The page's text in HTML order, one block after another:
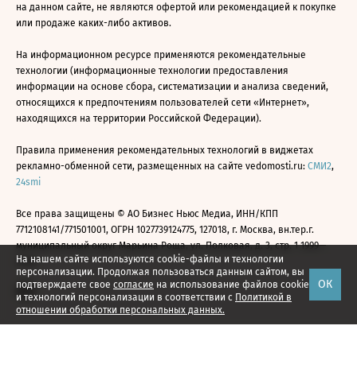
На нашем сайте используются cookie-файлы и технологии
персонализации. Продолжая пользоваться данным сайтом, вы
подтверждаете свое согласие на использование файлов cookie
и технологий персонализации в соответствии с Политикой в
отношении обработки персональных данных.
ОК
на данном сайте, не являются офертой или рекомендацией к покупке
или продаже каких-либо активов.
На информационном ресурсе применяются рекомендательные
технологии (информационные технологии предоставления
информации на основе сбора, систематизации и анализа сведений,
относящихся к предпочтениям пользователей сети «Интернет»,
находящихся на территории Российской Федерации).
Правила применения рекомендательных технологий в виджетах
рекламно-обменной сети, размещенных на сайте vedomosti.ru: СМИ2,
24smi
Все права защищены © АО Бизнес Ньюс Медиа, ИНН/КПП
7712108141/771501001, ОГРН 1027739124775, 127018, г. Москва, вн.тер.г.
муниципальный округ Марьина Роща, ул. Полковая, д. 3, стр. 1 1999—
2026